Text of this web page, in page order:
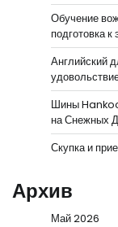
Обучение
подготовка
Английский
Шины
на Снежных
Скупка и
Архив
Май 2026